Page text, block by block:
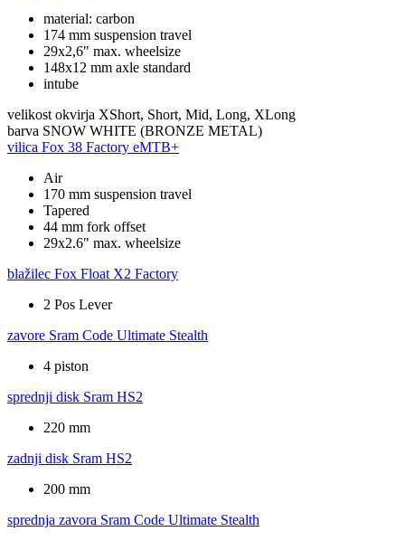
material: carbon
174 mm suspension travel
29x2,6" max. wheelsize
148x12 mm axle standard
intube
velikost okvirja XShort, Short, Mid, Long, XLong
barva SNOW WHITE (BRONZE METAL)
vilica Fox 38 Factory eMTB+
Air
170 mm suspension travel
Tapered
44 mm fork offset
29x2.6" max. wheelsize
blažilec Fox Float X2 Factory
2 Pos Lever
zavore Sram Code Ultimate Stealth
4 piston
sprednji disk Sram HS2
220 mm
zadnji disk Sram HS2
200 mm
sprednja zavora Sram Code Ultimate Stealth